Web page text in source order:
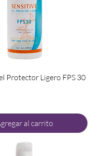
Protector Ligero FPS 30
al carrito